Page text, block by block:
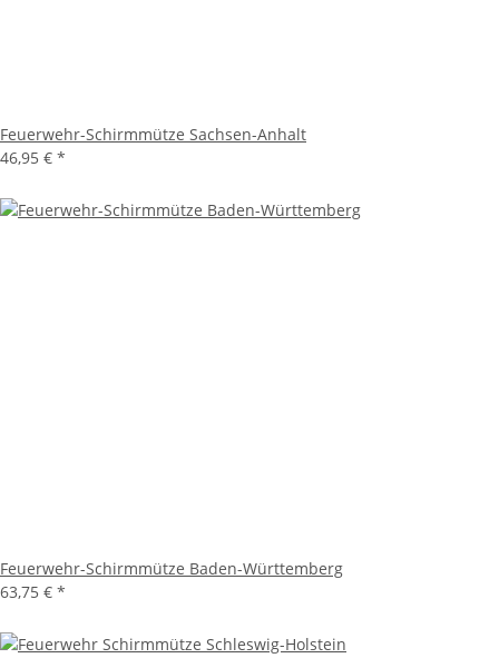
Feuerwehr-Schirmmütze Sachsen-Anhalt
46,95 € *
Feuerwehr-Schirmmütze Baden-Württemberg
63,75 € *